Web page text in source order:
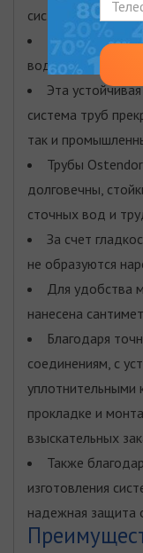
системы
вод, а также для
Эта
система труб
так и
Трубы
долговечны,
сточных вод и
За счет
не образуются
Для удобства
нанесена
Благодаря
соединениям, с
уплотнительными
прокладке и
взыскательных
Также
изготовления
надежная защита